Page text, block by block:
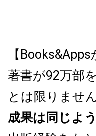
【
著書が92万部
とは限りません
成果は同じよ